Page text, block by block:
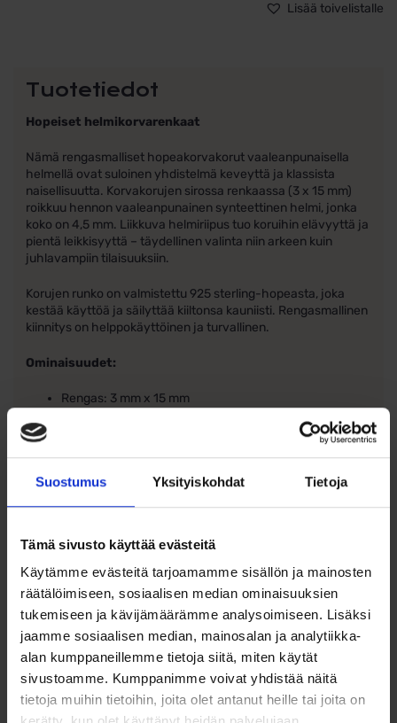
Suostumus Yksityiskohdat Tietoja
Tämä sivusto käyttää evästeitä
Käytämme evästeitä tarjoamamme sisällön ja mainosten
räätälöimiseen, sosiaalisen median ominaisuuksien
tukemiseen ja kävijämäärämme analysoimiseen. Lisäksi
jaamme sosiaalisen median, mainosalan ja analytiikka-
alan kumppaneillemme tietoja siitä, miten käytät
sivustoamme. Kumppanimme voivat yhdistää näitä
tietoja muihin tietoihin, joita olet antanut heille tai joita on
Lisää toivelistalle
Tuotetiedot
Hopeiset helmikorvarenkaat
Nämä rengas­malliset hopeakorvakorut vaaleanpunaisella
helmellä ovat suloinen yhdistelmä keveyttä ja klassista
naisellisuutta. Korvakorujen sirossa renkaassa (3 x 15 mm)
roikkuu hennon vaaleanpunainen synteettinen helmi, jonka
koko on 4,5 mm. Liikkuva helmiriipus tuo koruihin elävyyttä ja
pientä leikkisyyttä – täydellinen valinta niin arkeen kuin
juhlavampiin tilaisuuksiin.
Korujen runko on valmistettu 925 sterling-hopeasta, joka
kestää käyttöä ja säilyttää kiiltonsa kauniisti. Rengasmallinen
kiinnitys on helppokäyttöinen ja turvallinen.
Ominaisuudet:
Rengas: 3 mm x 15 mm
Vaaleanpunainen synteettinen helmi, koko 4,5 mm
Rengasmallinen kiinnitys
Ohjeita sormuksen tai korun
koon valintaan